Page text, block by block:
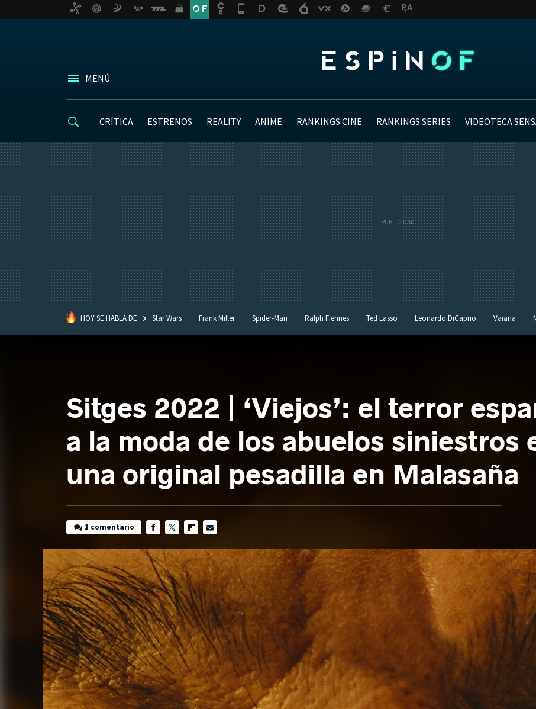
MENÚ
CRÍTICA ESTRENOS REALITY ANIME RANKINGS CINE RANKINGS SERIES VIDEOTECA
HOY SE HABLA DE Star Wars Frank Miller Spider-Man Ralph Fiennes Ted Lasso Leonardo DiCaprio Vaiana
Sitges 2022 | ‘Viejos’: el terror
a la moda de los abuelos siniestros
una original pesadilla en Malasaña
1 comentario
MAIL